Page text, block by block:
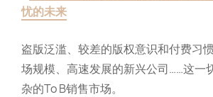
忧的未来
盗版泛滥、较差的版权意识和付费习
场规模、高速发展的新兴公司……这一
杂的To B销售市场。